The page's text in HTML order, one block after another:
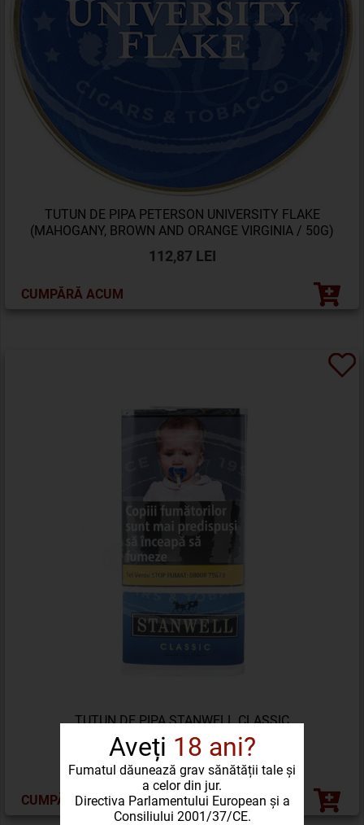
Aveți 18 ani?
Fumatul dăunează grav sănătății tale și
a celor din jur.
Directiva Parlamentului European și a
Consiliului 2001/37/CE.
TUTUN DE PIPA PETERSON UNIVERSITY FLAKE
(MAHOGANY, BROWN AND ORANGE VIRGINIA / 50G)
112,87 LEI
CUMPĂRĂ ACUM
TUTUN DE PIPA STANWELL CLASSIC
88,46 LEI
CUMPĂRĂ ACUM